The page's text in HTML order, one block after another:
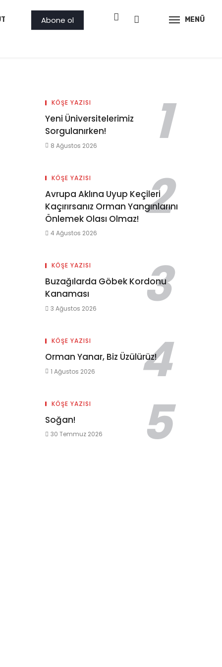
PROJE AMBAR GÖRSEL
Abone ol MENÜ
KÖŞE YAZISI
Yeni Üniversitelerimiz
Sorgulanırken!
8 Ağustos 2026
KÖŞE YAZISI
Avrupa Aklına Uyup Keçileri
Kaçırırsanız Orman Yangınlarını
Önlemek Olası Olmaz!
4 Ağustos 2026
KÖŞE YAZISI
Buzağılarda Göbek Kordonu
Kanaması
3 Ağustos 2026
KÖŞE YAZISI
Orman Yanar, Biz Üzülürüz!
1 Ağustos 2026
KÖŞE YAZISI
Soğan!
30 Temmuz 2026